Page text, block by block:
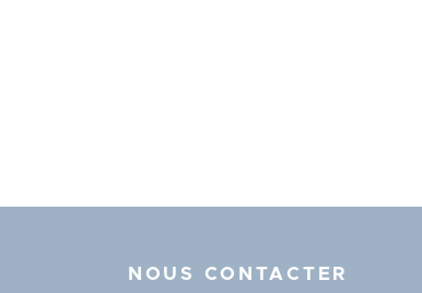
NOUS CONTACTER